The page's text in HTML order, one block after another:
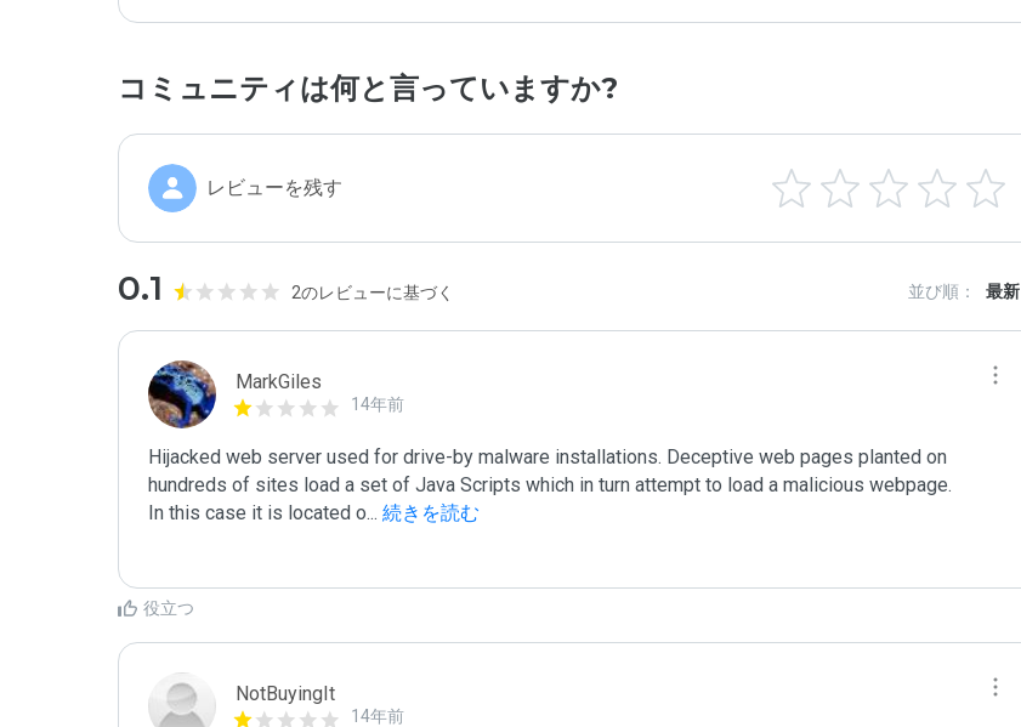
コミュニティは何と言っていますか?
レビューを残す
0.1 2のレビューに基づく 並び順： 最新
MarkGiles
14年前
Hijacked web server used for drive-by malware installations. Deceptive web pages planted on
hundreds of sites load a set of Java Scripts which in turn attempt to load a malicious webpage.
In this case it is located o... 続きを読む
役立つ
NotBuyingIt
14年前